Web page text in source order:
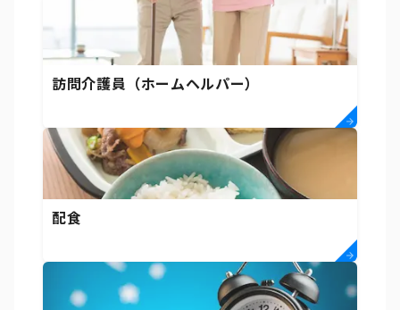
訪問介護員（ホームヘルパー）
配食